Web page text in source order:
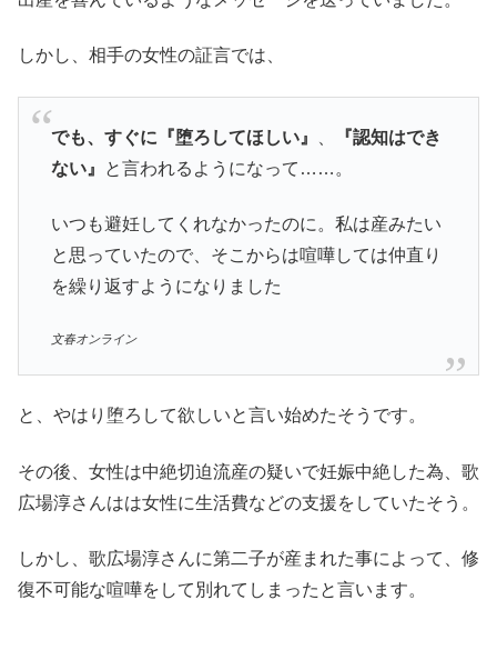
しかし、相手の女性の証言では、
でも、すぐに『堕ろしてほしい』
『認知はでき
ない』
と言われるようになって……。
いつも避妊してくれなかったのに。私は産みたい
と思っていたので、そこからは喧嘩しては仲直り
を繰り返すようになりました
文春オンライン
と、やはり堕ろして欲しいと言い始めたそうです。
その後、女性は中絶切迫流産の疑いで妊娠中絶した為、歌
広場淳さんはは女性に生活費などの支援をしていたそう。
しかし、歌広場淳さんに第二子が産まれた事によって、修
復不可能な喧嘩をして別れてしまったと言います。